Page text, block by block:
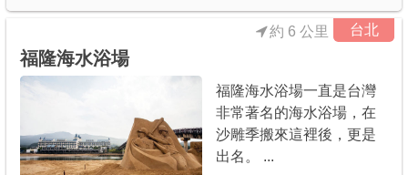
台北
約 6 公里
福隆海水浴場
福隆海水浴場一直是台灣
非常著名的海水浴場，在
沙雕季搬來這裡後，更是
出名。 ...